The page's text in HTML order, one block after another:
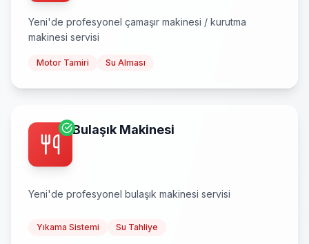
Yeni'de profesyonel çamaşır makinesi / kurutma
makinesi servisi
Motor Tamiri Su Alması
Bulaşık Makinesi
Yeni'de profesyonel bulaşık makinesi servisi
Yıkama Sistemi Su Tahliye